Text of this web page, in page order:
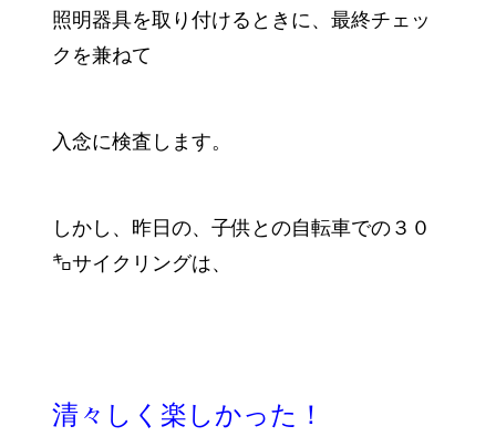
照明器具を取り付けるときに、最終チェッ
クを兼ねて
入念に検査します。
しかし、昨日の、子供との自転車での３０
㌔サイクリングは、
清々しく楽しかった！